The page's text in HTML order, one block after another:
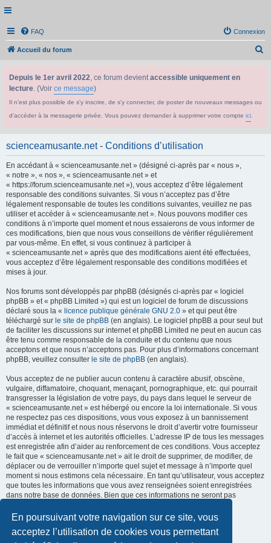
En poursuivant votre navigation sur ce site, vous
acceptez l’utilisation de cookies vous permettant
FAQ Connexion
Accueil du forum
Depuis le 1er avril 2022, ce forum devientaccessible uniquement en
lecture. (Voir ce message)
Il n'est plus possible de s'y inscrire, de s'y connecter, de poster de nouveaux messages ou
d'accéder à la messagerie privée. Vous pouvez demander à supprimer votre compte ici
scienceamusante.net - Conditions d’utilisation
En accédant à « scienceamusante.net » (désigné ci-après par « nous »,
« notre », « nos », « scienceamusante.net » et
« https://forum.scienceamusante.net »), vous acceptez d’être légalement
responsable des conditions suivantes. Si vous n’acceptez pas d’être
légalement responsable de toutes les conditions suivantes, veuillez ne pas
utiliser et accéder à « scienceamusante.net ». Nous pouvons modifier ces
conditions à n’importe quel moment et nous essaierons de vous informer de
ces modifications, bien que nous vous conseillons de vérifier régulièrement
par vous-même. En effet, si vous continuez à participer à
« scienceamusante.net » après que des modifications aient été effectuées,
vous acceptez d’être légalement responsable des conditions modifiées et
mises à jour.
Nos forums sont développés par phpBB (désignés ci-après par « logiciel
phpBB » et « phpBB Limited ») qui est un logiciel de forum de discussions
déclaré sous la « licence publique générale GNU 2.0 » et qui peut être
téléchargé sur le site de phpBB (en anglais). Le logiciel phpBB a pour seul but
de faciliter les discussions sur internet et phpBB Limited ne peut en aucun cas
être tenu comme responsable de la conduite et du contenu que nous
acceptons et que nous n’acceptons pas. Pour plus d’informations concernant
phpBB, veuillez consulter le site de phpBB (en anglais).
Vous acceptez de ne publier aucun contenu à caractère abusif, obscène,
vulgaire, diffamatoire, choquant, menaçant, pornographique, etc. qui pourrait
transgresser la législation de votre pays, du pays dans lequel le serveur de
« scienceamusante.net » est hébergé ou encore la loi internationale. Si vous
ne respectez pas ces dispositions, vous vous exposez à un bannissement
immédiat et définitif et nous nous réservons le droit d’avertir votre fournisseur
d’accès à internet et les autorités officielles. L’adresse IP de tous les messages
est enregistrée afin d’aider au renforcement de ces conditions. Vous acceptez
le fait que « scienceamusante.net » ait le droit de supprimer, de modifier, de
déplacer ou de verrouiller n’importe quel sujet et message à n’importe quel
moment si nous estimons cela nécessaire. En tant qu’utilisateur, vous acceptez
que toutes les informations que vous avez renseignées soient enregistrées
dans notre base de données. Bien que ces informations ne seront pas
« scienceamusante.net », ni phpBB, ne pourront être tenus comme
responsables en cas de tentative de piratage informatique visant à
compromettre vos données.